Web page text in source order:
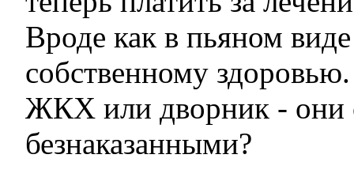
Вроде как в пьяном
собственному
ЖКХ или дворник - они
безнаказанными?